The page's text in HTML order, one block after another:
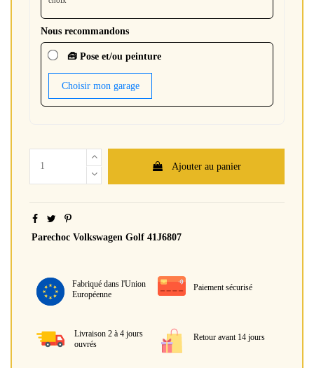
Nous recommandons
🧰 Pose et/ou peinture
Choisir mon garage
Ajouter au panier
Parechoc Volkswagen Golf 41J6807
Fabriqué dans l'Union
Européenne
Paiement sécurisé
Livraison 2 à 4 jours
ouvrés
Retour avant 14 jours